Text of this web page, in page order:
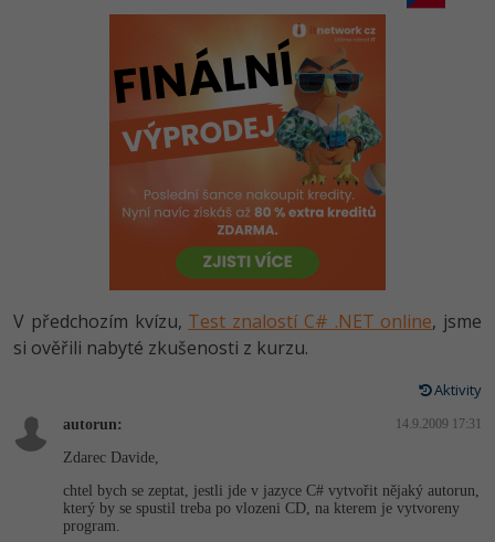
Umělá inteligence v praxi
Datová analýza v praxi
Školení
Základy programování
Objektové programování - OOP
Umělá inteligence
HTML5, CSS3, Bootstrap, SEO
SQL a databáze
UML a návrhové vzory
React
Školení dle technologií
C# .NET
PHP
JavaScript
HTML / CSS
UML a návrhové vzory
Kurzy IT profesí
Junior programátor
Programátor WWW aplikací
Senior programátor
Front-end developer
Vývojář mobilních aplikací
Specialista na AI a bigdata
Webdesigner
Systémový administrátor
Kurzy programování
Jak začít?
-80%
C#.NET -80%
-80%
JavaScript -80%
C++
-80%
Kotlin
V předchozím kvízu, Test znalostí C# .NET online, jsme
si ověřili nabyté zkušenosti z kurzu.
Aktivity
autorun: 14.9.2009 17:31
Zdarec Davide,
chtel bych se zeptat, jestli jde v jazyce C# vytvořit nějaký autorun,
který by se spustil treba po vlozeni CD, na kterem je vytvoreny
program.